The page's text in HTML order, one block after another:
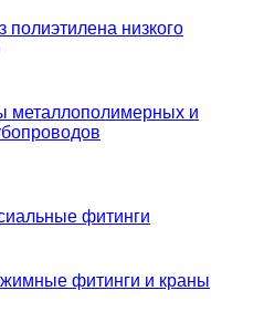
полиэтилена низкого
металлополимерных и
фитинги
фитинги и краны